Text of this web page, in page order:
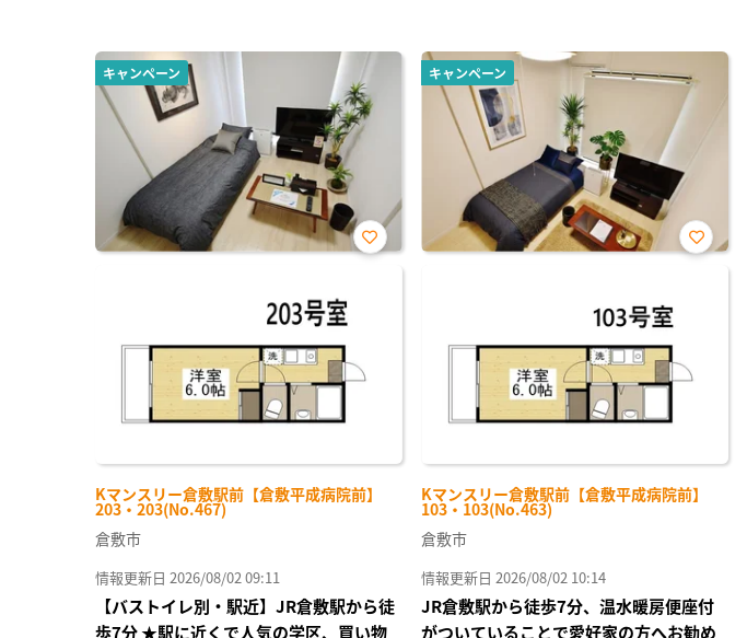
キャンペーン
Kマンスリー倉敷駅前【倉敷平成病院前】
203・203(No.467)
お気
倉敷市
情報更新日 2026/08/02 09:11
【バストイレ別・駅近】JR倉敷駅から徒
歩7分 ★駅に近くで人気の学区、買い物
キャンペーン
Kマンスリー倉敷駅前【倉敷平成病院前】
103・103(No.463)
お気
倉敷市
情報更新日 2026/08/02 10:14
JR倉敷駅から徒歩7分、温水暖房便座付
がついていることで愛好家の方へお勧め